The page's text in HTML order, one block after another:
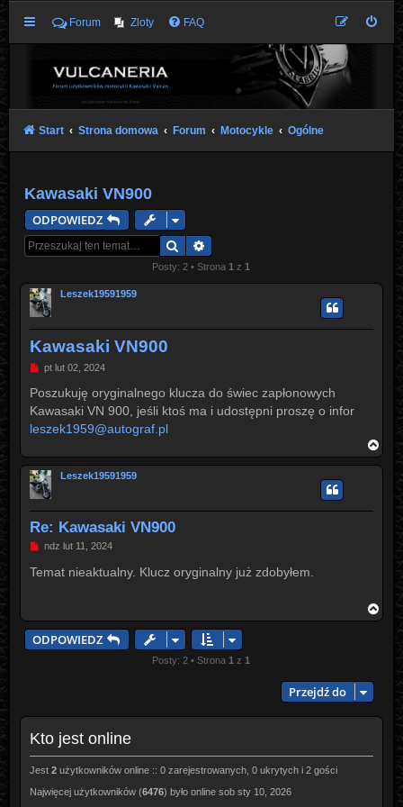
Forum Zloty FAQ
Start Strona domowa Forum Motocykle Ogólne
Kawasaki VN900
ODPOWIEDZ
Szukaj
Posty: 2 • Strona 1 z 1
Leszek19591959
Kawasaki VN900
P
s
pt lut 02, 2024
Poszukuję oryginalnego klucza do świec zapłonowych
Kawasaki VN 900, jeśli ktoś ma i udostępni proszę o infor
leszek1959@autograf.pl
g
Leszek19591959
Re: Kawasaki VN900
P
s
ndz lut 11, 2024
Temat nieaktualny. Klucz oryginalny już zdobyłem.
a
ODPOWIEDZ
Posty: 2 • Strona 1 z 1
Przejdź do
Kto jest online
Jest 2użytkowników online :: 0 zarejestrowanych, 0 ukrytych i 2 gości
Najwięcej użytkowników (6476) było online sob sty 10, 2026